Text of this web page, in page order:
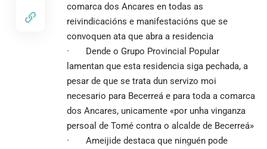
comarca dos Ancares en todas as
reivindicacións e manifestacións que se
convoquen ata que abra a residencia
· Dende o Grupo Provincial Popular
lamentan que esta residencia siga pechada, a
pesar de que se trata dun servizo moi
necesario para Becerreá e para toda a comarca
dos Ancares, unicamente «por unha vinganza
persoal de Tomé contra o alcalde de Becerreá»
· Ameijide destaca que ninguén pode